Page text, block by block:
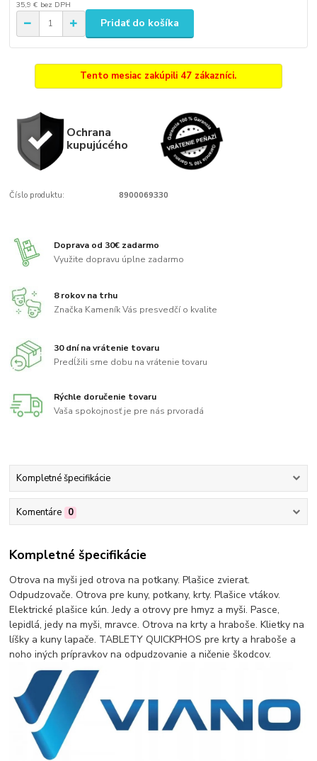
35,9 € bez DPH
Pridať do košíka
Tento mesiac zakúpili 47 zákazníci.
Ochrana
kupujúcého
Číslo produktu: 8900069330
Doprava od 30€ zadarmo
Využite dopravu úplne zadarmo
8 rokov na trhu
Značka Kameník Vás presvedčí o kvalite
30 dní na vrátenie tovaru
Predĺžili sme dobu na vrátenie tovaru
Rýchle doručenie tovaru
Vaša spokojnosť je pre nás prvoradá
Kompletné špecifikácie
Komentáre 0
Kompletné špecifikácie
Otrova na myši jed otrova na potkany. Plašice zvierat.
Odpudzovače. Otrova pre kuny, potkany, krty. Plašice vtákov.
Elektrické plašice kún. Jedy a otrovy pre hmyz a myši. Pasce,
lepidlá, jedy na myši, mravce. Otrova na krty a hraboše. Klietky na
líšky a kuny lapače. TABLETY QUICKPHOS pre krty a hraboše a
noho iných prípravkov na odpudzovanie a ničenie škodcov.